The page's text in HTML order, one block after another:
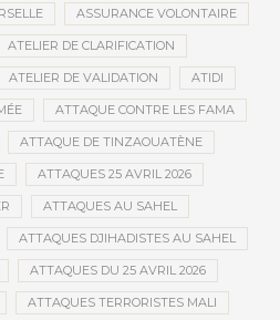
ASSURANCE VOLONTAIRE
ATELIER DE CLARIFICATION
ATELIER DE VALIDATION ATIDI
ATTAQUE CONTRE LES FAMA
ATTAQUE DE TINZAOUATÈNE
ATTAQUES 25 AVRIL 2026
ATTAQUES AU SAHEL
ATTAQUES DJIHADISTES AU SAHEL
ATTAQUES DU 25 AVRIL 2026
ATTAQUES TERRORISTES MALI